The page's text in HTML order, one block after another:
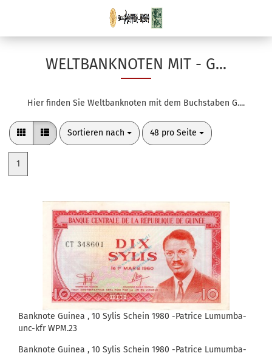
WELTBANKNOTEN MIT - G...
Hier finden Sie Weltbanknoten mit dem Buchstaben G....
Sortieren nach
Sortieren nach 48 pro Seite
pro Seite
1
Banknote Guinea , 10 Sylis Schein 1980 -Patrice Lumumba-
unc-kfr WPM.23
Banknote Guinea , 10 Sylis Schein 1980 -Patrice Lumumba-